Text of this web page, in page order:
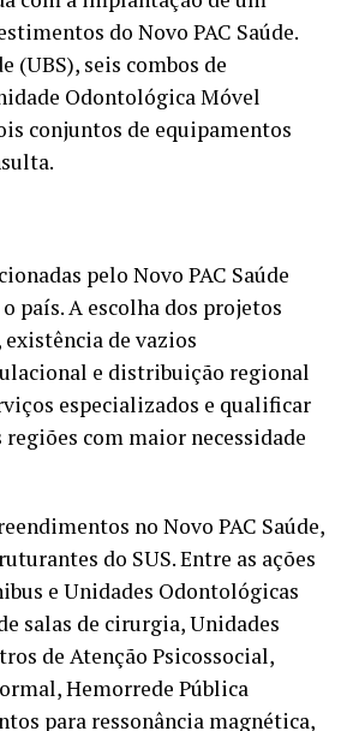
do Novo PAC Saúde.
(UBS), seis combos de
Odontológica Móvel
conjuntos de equipamentos
pelo Novo PAC Saúde
país. A escolha dos projetos
de vazios
e distribuição regional
especializados e qualificar
com maior necessidade
no Novo PAC Saúde,
do SUS. Entre as ações
e Unidades Odontológicas
salas de cirurgia, Unidades
de Atenção Psicossocial,
Hemorrede Pública
para ressonância magnética,